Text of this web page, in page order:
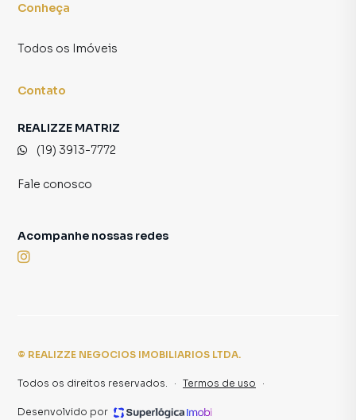
Conheça
Todos os Imóveis
Contato
REALIZZE MATRIZ
(19) 3913-7772
Fale conosco
Acompanhe nossas redes
© REALIZZE NEGOCIOS IMOBILIARIOS LTDA.
Todos os direitos reservados. · Termos de uso ·
Desenvolvido por